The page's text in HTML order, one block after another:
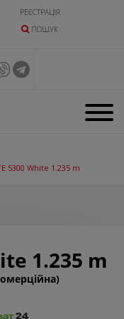
РЕЄСТРАЦІЯ
ПОШУК
5300 White 1.235 m
1.235 m